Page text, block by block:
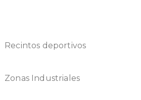
Recintos deportivos
Zonas Industriales